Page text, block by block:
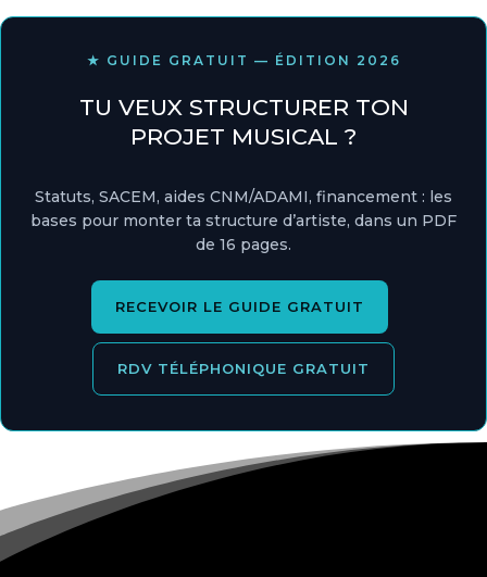
★ GUIDE GRATUIT — ÉDITION 2026
TU VEUX STRUCTURER TON
PROJET MUSICAL ?
Statuts, SACEM, aides CNM/ADAMI, financement : les
bases pour monter ta structure d’artiste, dans un PDF
de 16 pages.
RECEVOIR LE GUIDE GRATUIT
RDV TÉLÉPHONIQUE GRATUIT